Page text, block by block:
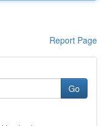
Report Page
Go